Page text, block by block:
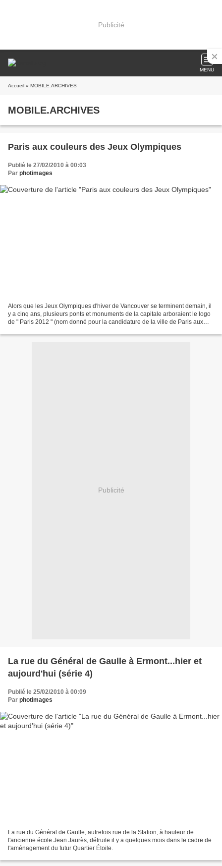
Publicité
MENU
Accueil » MOBILE.ARCHIVES
MOBILE.ARCHIVES
Paris aux couleurs des Jeux Olympiques
Publié le 27/02/2010 à 00:03
Par photimages
Alors que les Jeux Olympiques d'hiver de Vancouver se terminent demain, il
y a cinq ans, plusieurs ponts et monuments de la capitale arboraient le logo
de " Paris 2012 " (nom donné pour la candidature de la ville de Paris aux
Publicité
La rue du Général de Gaulle à Ermont...hier et
aujourd'hui (série 4)
Publié le 25/02/2010 à 00:09
Par photimages
La rue du Général de Gaulle, autrefois rue de la Station, à hauteur de
l'ancienne école Jean Jaurès, détruite il y a quelques mois dans le cadre de
l'aménagement du futur Quartier Étoile.